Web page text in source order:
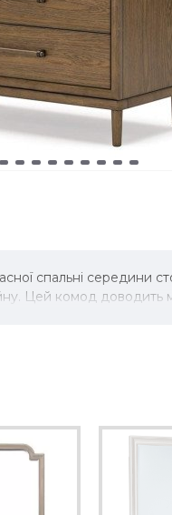
спальні середини
Цей комод доводить